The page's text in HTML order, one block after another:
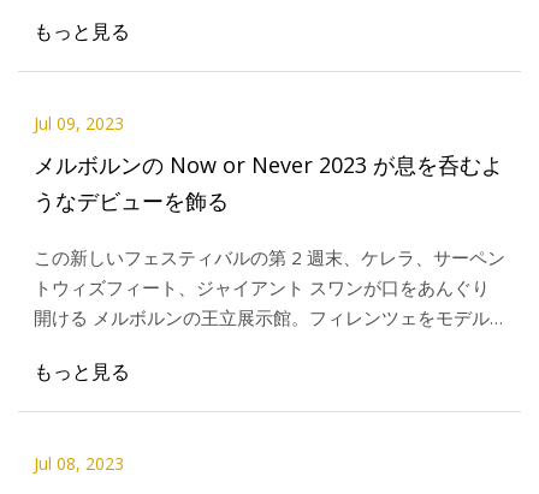
もっと見る
Jul 09, 2023
メルボルンの Now or Never 2023 が息を呑むよ
うなデビューを飾る
この新しいフェスティバルの第 2 週末、ケレラ、サーペン
トウィズフィート、ジャイアント スワンが口をあんぐり
開ける メルボルンの王立展示館。フィレンツェをモデル
もっと見る
Jul 08, 2023